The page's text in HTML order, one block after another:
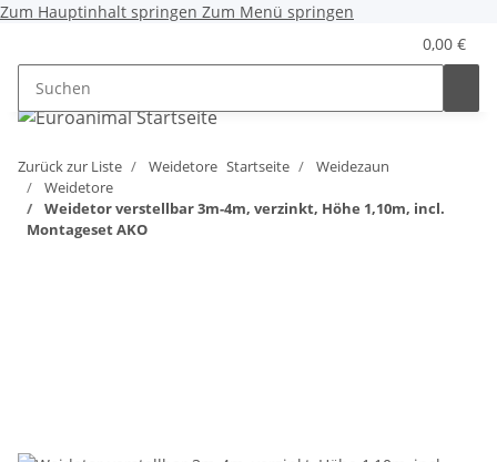
Zum Hauptinhalt springen Zum Menü springen
0,00 €
Zurück zur Liste Weidetore Startseite
Weidezaun
Weidetore
Weidetor verstellbar 3m-4m, verzinkt, Höhe 1,10m, incl.
Montageset AKO